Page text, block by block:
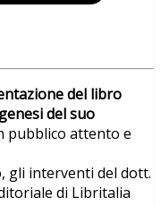
del libro
del suo
pubblico attento e
gli interventi del dott.
di Libritalia